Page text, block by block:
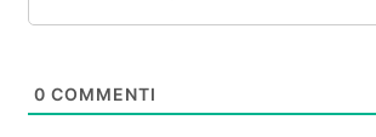
0 COMMENTI